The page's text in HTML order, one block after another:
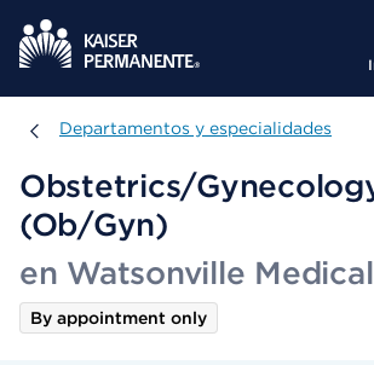
Departamentos y especialidades
Departamentos y especialidades
Obstetrics/
(Ob/Gyn)
en Watsonville
By appointment only